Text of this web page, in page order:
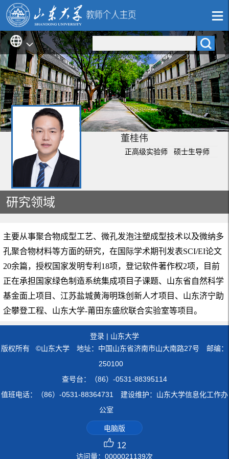
董桂伟
正高级实验师 硕士生导师
研究领域
主要从事聚合物成型工艺、微孔发泡注塑成型技术以及微纳多
孔聚合物材料等方面的研究，在国际学术期刊发表SCI/EI论文
20余篇，授权国家发明专利18项，登记软件著作权2项，目前
正在承担国家绿色制造系统集成项目子课题、 山东省自然科学
基金面上项目、江苏盐城黄海明珠创新人才项目、山东济宁助
企攀登工程、山东大学-莆田东盛欣联合实验室等项目。
登录 | 山东大学
版权所有 ©山东大学 地址：中国山东省济南市山大南路27号 邮编：
250100
查号台：（86）-0531-88395114
值班电话：（86）-0531-88364731 建设维护：山东大学信息化工作办
公室
电脑版
12
访问量： 0000021139次